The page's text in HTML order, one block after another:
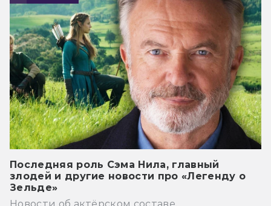
Последняя роль Сэма Нила, главный
злодей и другие новости про «Легенду о
Зельде»